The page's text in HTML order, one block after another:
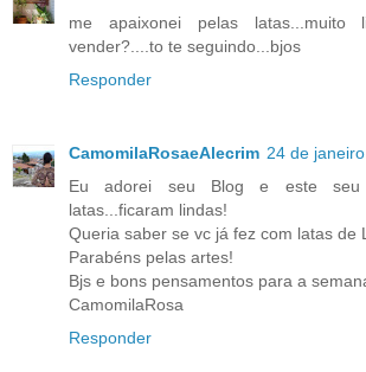
me apaixonei pelas
vender?....to te seguindo...bjos
Responder
CamomilaRosaeAlecrim 24 de
Eu adorei seu Blog e este seu
latas...ficaram lindas!
Queria saber se vc já fez com latas de
Parabéns pelas artes!
Bjs e bons pensamentos para a
CamomilaRosa
Responder